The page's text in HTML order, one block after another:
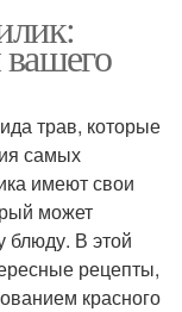
трав, которые
самых
имеют свои
может
блюду. В этой
рецепты,
красного